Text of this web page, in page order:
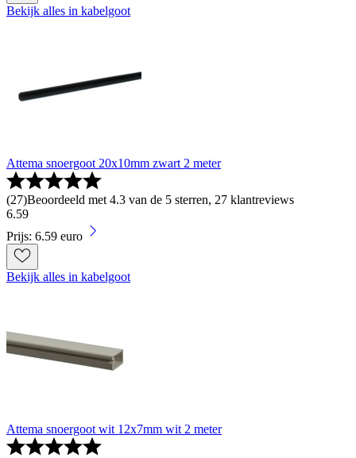
Bekijk alles in kabelgoot
Attema snoergoot 20x10mm zwart 2 meter
(27)Beoordeeld met 4.3 van de 5 sterren, 27 klantreviews
6.59
Prijs: 6.59 euro
Bekijk alles in kabelgoot
Attema snoergoot wit 12x7mm wit 2 meter